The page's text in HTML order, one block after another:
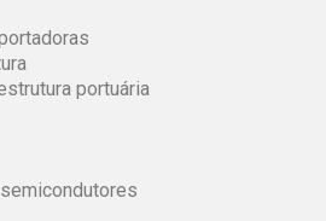
portuária